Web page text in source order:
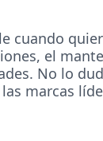
cuando
el
No lo
marcas